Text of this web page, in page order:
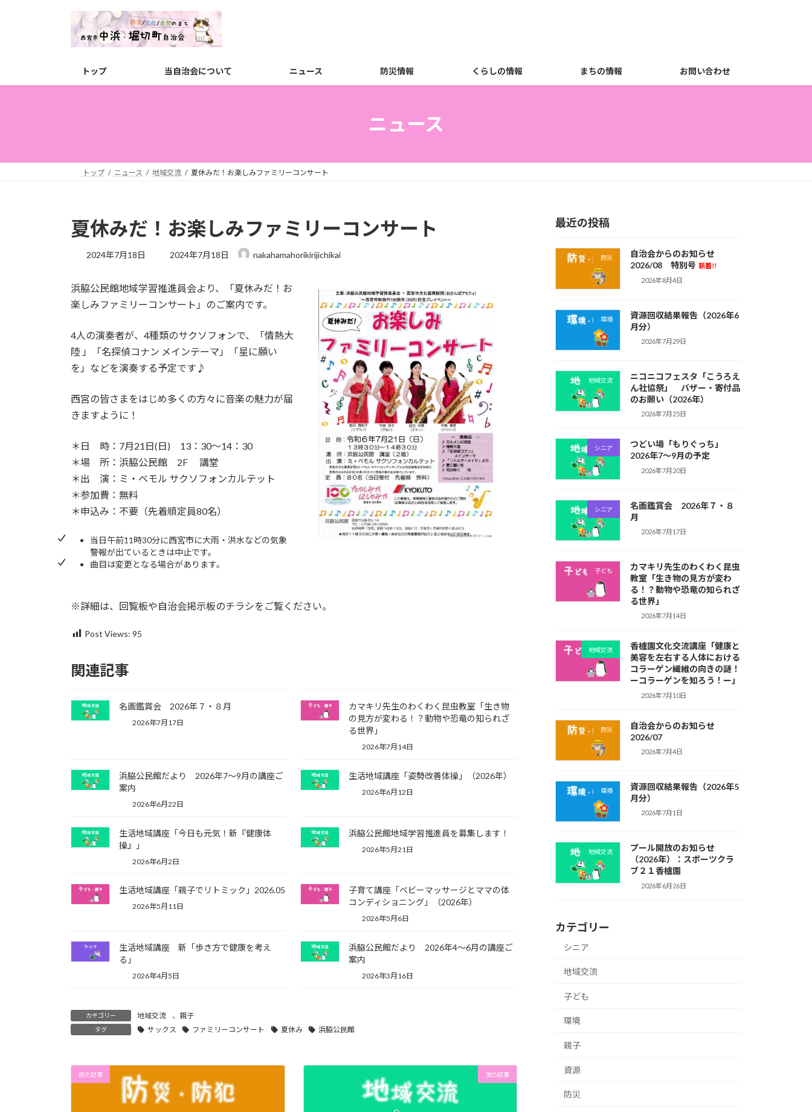
トップ 当自治会について ニュース 防災情報 くらしの情報 まちの情報 お問い合わせ
ニュース
トップ ニュース 地域交流 夏休みだ！お楽しみファミリーコンサート
夏休みだ！お楽しみファミリーコンサート
2024年7月18日
最
新
日
2024年7月18日 nakahamahorikirijichikai
浜脇公民館地域学習推進員会より、「夏休みだ！お
楽しみファミリーコンサート」のご案内です。
4人の演奏者が、4種類のサクソフォンで、「情熱大
陸 」「名探偵コナン メインテーマ」「星に願い
を」などを演奏する予定です♪
西宮の皆さまをはじめ多くの方々に音楽の魅力が届
きますように！
＊日 時：7月21日(日) 13：30～14：30
＊場 所：浜脇公民館 2F 講堂
＊出 演：ミ・ベモル サクソフォンカルテット
＊参加費：無料
＊申込み：不要（先着順定員80名）
当日午前11時30分に西宮市に大雨・洪水などの気象
警報が出ているときは中止です。
曲目は変更となる場合があります。
※詳細は、回覧板や自治会掲示板のチラシをご覧ください。
Post Views: 95
関連記事
名画鑑賞会 2026年７・８月
2026年7月17日
カマキリ先生のわくわく昆虫教室「生き物
の見方が変わる！？動物や恐竜の知られざ
る世界」
2026年7月14日
浜脇公民館だより 2026年7～9月の講座ご
案内
2026年6月22日
生活地域講座「姿勢改善体操」（2026年）
2026年6月12日
生活地域講座「今日も元気！新『健康体
操』」
2026年6月2日
浜脇公民館地域学習推進員を募集します！
2026年5月21日
生活地域講座「親子でリトミック」2026.05
2026年5月11日
子育て講座「ベビーマッサージとママの体
コンディショニング」（2026年）
2026年5月6日
生活地域講座 新「歩き方で健康を考え
る」
2026年4月5日
浜脇公民館だより 2026年4～6月の講座ご
案内
2026年3月16日
カテゴリー 地域交流 、 親子
タグ サックス ファミリーコンサート 夏休み 浜脇公民館
前の記事 次の記事
最近の投稿
防災
自治会からのお知らせ
2026/08 特別号 新着!!
2026年8月4日
環境
資源回収結果報告（2026年6
月分）
2026年7月29日
地域交流
ニコニコフェスタ「こうろえ
ん社協祭」 バザー・寄付品
のお願い（2026年）
2026年7月25日
シニア
つどい場「もりぐっち」
2026年7～9月の予定
2026年7月20日
シニア
名画鑑賞会 2026年７・８
月
2026年7月17日
子ども
カマキリ先生のわくわく昆虫
教室「生き物の見方が変わ
る！？動物や恐竜の知られざ
る世界」
2026年7月14日
地域交流
香櫨園文化交流講座「健康と
美容を左右する人体における
コラーゲン繊維の向きの謎！
ーコラーゲンを知ろう！ー」
2026年7月10日
防災
自治会からのお知らせ
2026/07
2026年7月4日
環境
資源回収結果報告（2026年5
月分）
2026年7月1日
地域交流
プール開放のお知らせ
（2026年）：スポーツクラ
ブ２１香櫨園
2026年6月26日
カテゴリー
シニア
地域交流
子ども
環境
親子
資源
防災